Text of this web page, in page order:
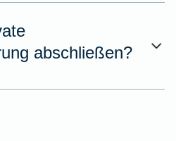
abschließen?